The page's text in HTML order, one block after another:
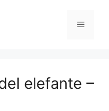
Menú
elefante –